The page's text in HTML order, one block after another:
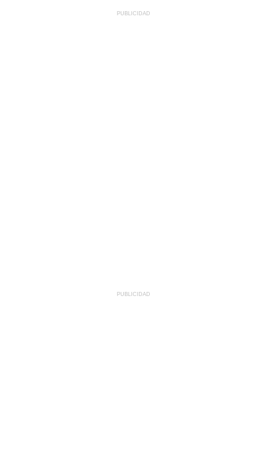
PUBLICIDAD
PUBLICIDAD